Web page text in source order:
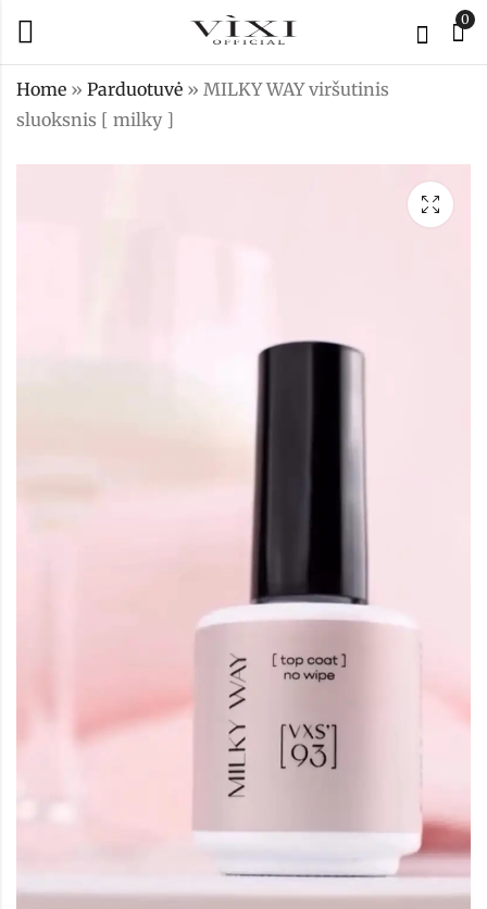
0
Home » Parduotuvė » MILKY WAY viršutinis
sluoksnis [ milky ]
Top chic kitty
Silver ( topas su
katės efektu)
Fluid gelis Scarlett